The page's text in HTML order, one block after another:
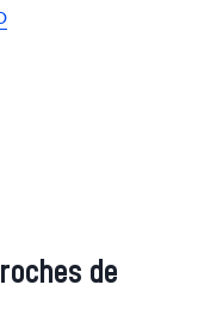
de